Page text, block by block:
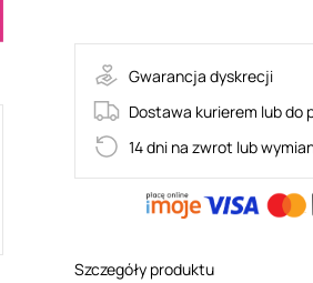
Gwarancja dyskrecji
Dostawa kurierem lub do
14 dni na zwrot lub
Szczegóły produktu